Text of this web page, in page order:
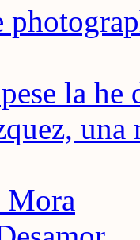
la he
una
Mora